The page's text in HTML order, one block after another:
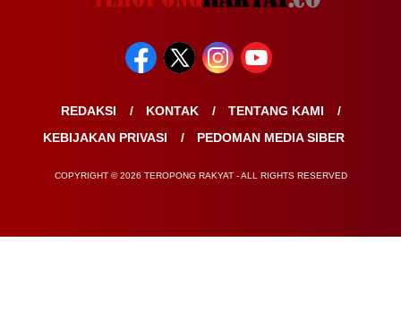
REDAKSI KONTAK
TENTANG KAMI
KEBIJAKAN PRIVASI
PEDOMAN MEDIA SIBER
COPYRIGHT © 2026 TEROPONG RAKYAT - ALL RIGHTS RESERVED